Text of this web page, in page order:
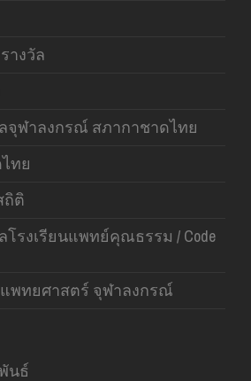
างวัล
จุฬาลงกรณ์ สภากาชาดไทย
ทย
ถิติ
โรงเรียนแพทย์คุณธรรม / Code
พทยศาสตร์ จุฬาลงกรณ์
นธ์